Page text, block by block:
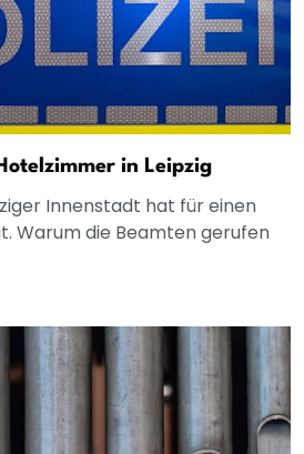
in Leipzig
Innenstadt hat für einen
Warum die Beamten gerufen